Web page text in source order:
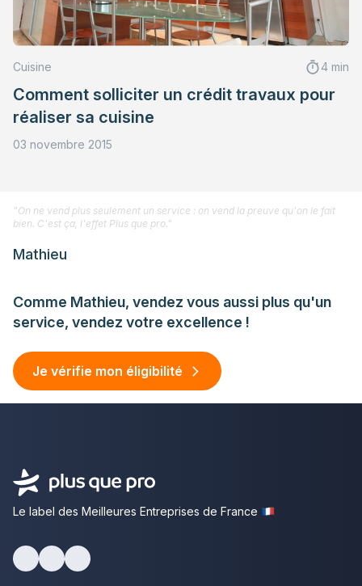
Cuisine 4 min
Comment solliciter un crédit travaux pour
réaliser sa cuisine
03 novembre 2015
Comme Mathieu, vendez vous aussi plus qu'un
service, vendez votre excellence !
Je vérifie mon éligibilité
"On ne vend plus seulement un service : on vend la preuve qu'on le fait
bien. C'est ça, l'effet Plus que pro."
Mathieu
Le label des Meilleures Entreprises de France